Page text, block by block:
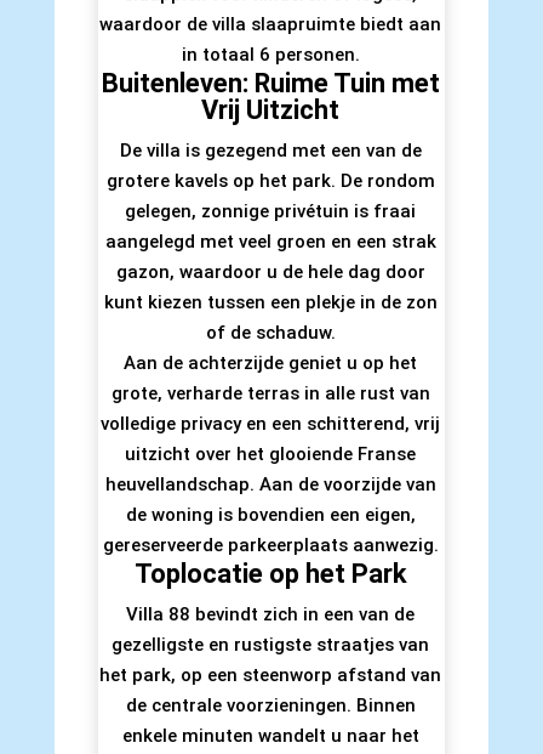
waardoor de villa slaapruimte biedt aan
in totaal 6 personen.
Buitenleven: Ruime Tuin met
Vrij Uitzicht
De villa is gezegend met een van de
grotere kavels op het park. De rondom
gelegen, zonnige privétuin is fraai
aangelegd met veel groen en een strak
gazon, waardoor u de hele dag door
kunt kiezen tussen een plekje in de zon
of de schaduw.
Aan de achterzijde geniet u op het
grote, verharde terras in alle rust van
volledige privacy en een schitterend, vrij
uitzicht over het glooiende Franse
heuvellandschap. Aan de voorzijde van
de woning is bovendien een eigen,
gereserveerde parkeerplaats aanwezig.
Toplocatie op het Park
Villa 88 bevindt zich in een van de
gezelligste en rustigste straatjes van
het park, op een steenworp afstand van
de centrale voorzieningen. Binnen
enkele minuten wandelt u naar het